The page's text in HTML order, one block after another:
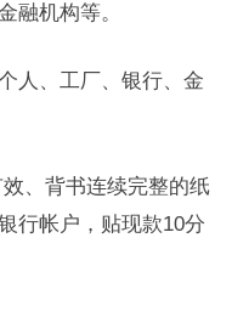
融机构等。
人、工厂、银行、金
、背书连续完整的纸
行帐户，贴现款10分